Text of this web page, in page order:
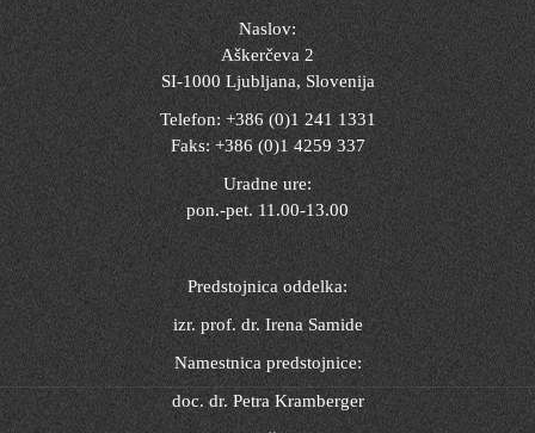
Naslov:
Aškerčeva 2
SI-1000 Ljubljana, Slovenija
Telefon: +386 (0)1 241 1331
Faks: +386 (0)1 4259 337
Uradne ure:
pon.-pet. 11.00-13.00
Predstojnica oddelka:
izr. prof. dr. Irena Samide
Namestnica predstojnice:
doc. dr. Petra Kramberger